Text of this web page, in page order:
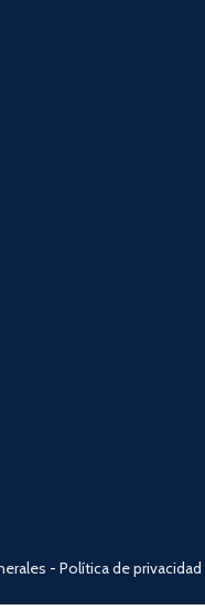
-Política de privacidad